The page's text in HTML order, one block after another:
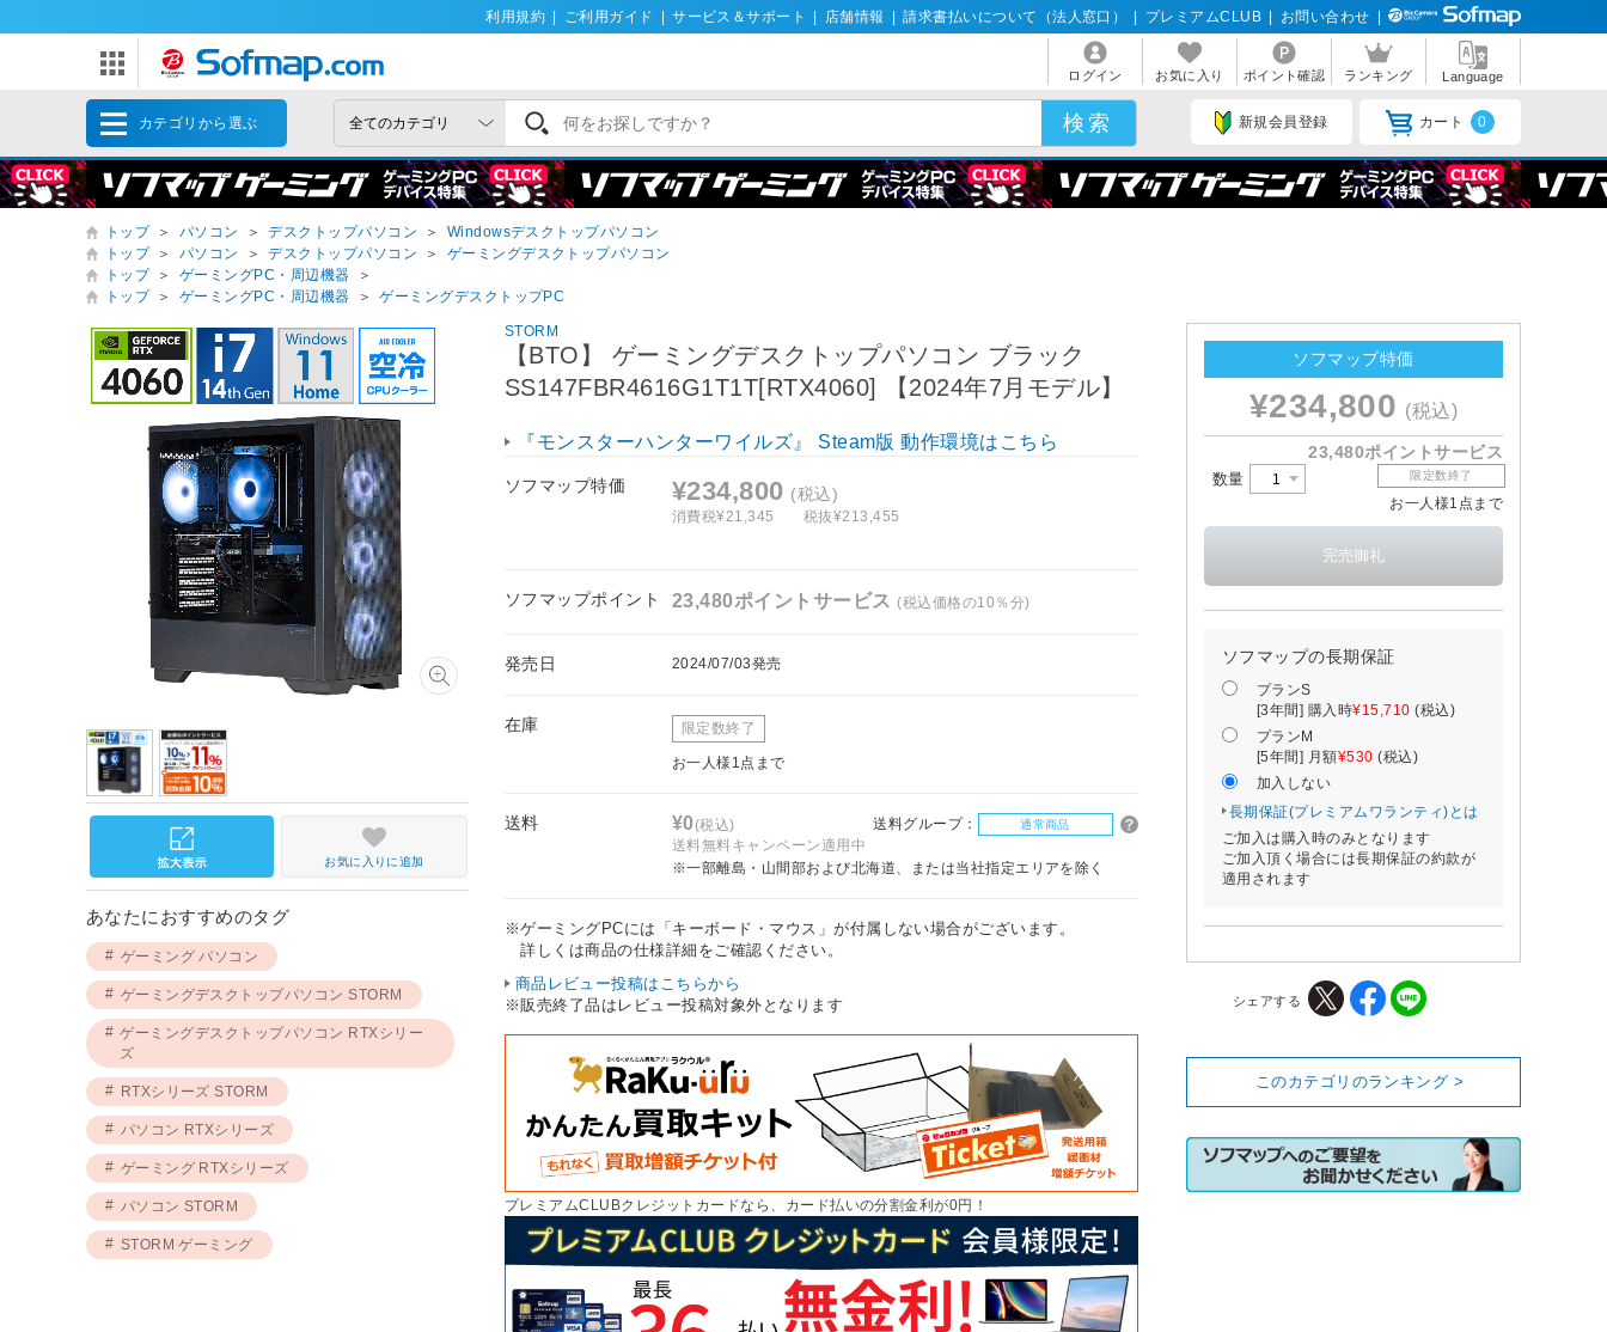
利用規約 ご利用ガイド サービス＆サポート 店舗情報 請求書払いについて（法人窓口） プレミアムCLUB お問い合わせ
ログイン お気に入り ポイント確認 ランキング Language
カテゴリから選ぶ 新規会員登録 カート 0
トップ ＞ パソコン ＞ デスクトップパソコン ＞
Windowsデスクトップパソコン
トップ
＞ パソコン ＞ デスクトップパソコン ＞
ゲーミングデスクトップパソコン
トップ
＞ ゲーミングPC・周辺機器
＞
トップ
＞ ゲーミングPC・周辺機器 ＞ ゲーミングデスクトップPC
STORM
【BTO】 ゲーミングデスクトップパソコン ブラック
SS147FBR4616G1T1T[RTX4060] 【2024年7月モデル】
『モンスターハンターワイルズ』 Steam版 動作環境はこちら
ソフマップ特価 ¥234,800 (税込)
消費税¥21,345 税抜¥213,455
ソフマップポイント 23,480ポイントサービス(税込価格の10％分)
発売日 2024/07/03発売
在庫 限定数終了
お一人様1点まで
送料 ¥0(税込) 送料グループ： 通常商品
送料無料キャンペーン適用中
※一部離島・山間部および北海道、または当社指定エリアを除く
※ゲーミングPCには「キーボード・マウス」が付属しない場合がございます。
詳しくは商品の仕様詳細をご確認ください。
商品レビュー投稿はこちらから
※販売終了品はレビュー投稿対象外となります
プレミアムCLUBクレジットカードなら、カード払いの分割金利が0円！
お気に入りに追加
あなたにおすすめのタグ
ゲーミング パソコン
ゲーミングデスクトップパソコン STORM
ゲーミングデスクトップパソコン RTXシリー
ズ
RTXシリーズ STORM
パソコン RTXシリーズ
ゲーミング RTXシリーズ
パソコン STORM
STORM ゲーミング
ソフマップ特価
¥234,800 (税込)
23,480ポイントサービス
数量 限定数終了
お一人様1点まで
ソフマップの長期保証
プランS
[3年間] 購入時¥15,710 (税込)
プランM
[5年間] 月額¥530 (税込)
加入しない
長期保証(プレミアムワランティ)とは
ご加入は購入時のみとなります
ご加入頂く場合には長期保証の約款が
適用されます
シェアする
このカテゴリのランキング >